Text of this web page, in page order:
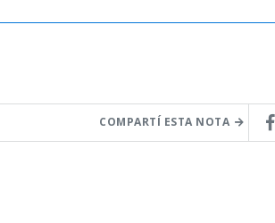
COMPARTÍ ESTA NOTA